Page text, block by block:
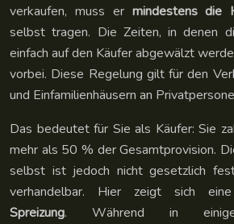
verkaufen, muss er mindestens die
selbst tragen. Die Zeiten, in denen
einfach auf den Käufer abgewälzt
vorbei. Diese Regelung gilt für den
und Einfamilienhäusern an
Das bedeutet für Sie als Käufer: Sie
mehr als 50 % der Gesamtprovision.
selbst ist jedoch nicht gesetzlich
verhandelbar. Hier zeigt sich
Spreizung. Während in einigen